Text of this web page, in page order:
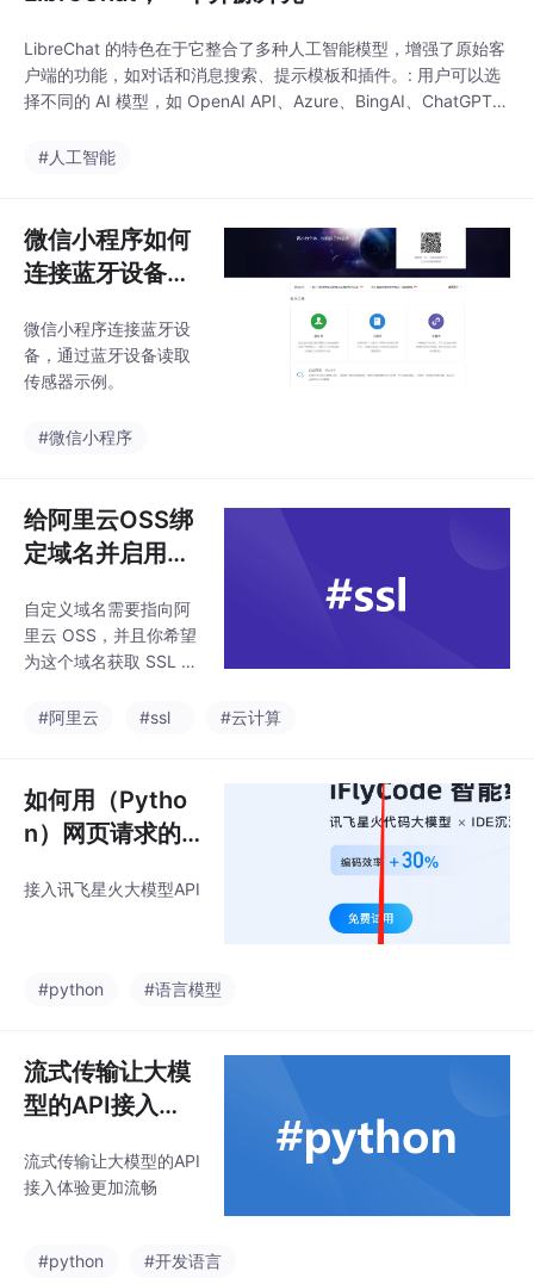
LibreChat 的特色在于它整合了多种人工智能模型，增强了原始客
户端的功能，如对话和消息搜索、提示模板和插件。: 用户可以选
择不同的 AI 模型，如 OpenAI API、Azure、BingAI、ChatGPT、
种语言，包括英语、中文、德语、西班牙语、法语、意大利语、波
#人工智能
微信小程序如何
连接蓝牙设备？
取传感器信息？
微信小程序连接蓝牙设
备，通过蓝牙设备读取
传感器示例。
#微信小程序
给阿里云OSS绑
定域名并启用SS
自定义域名需要指向阿
里云 OSS，并且你希望
为这个域名获取 SSL 证
证的方法来获取证书。
安装了 Certbot。如果
没有安装，可以使用以
下命令安装：运行 Cert
使用 Certbot 的模式，
有权。按照提示添加 D
#阿里云 #ssl #云计算
如何用（Pytho
n）网页请求的
知大模型API
接入讯飞星火大模型API
#python #语言模型
流式传输让大模
型的API接入体
流式传输让大模型的API
接入体验更加流畅
#python #开发语言